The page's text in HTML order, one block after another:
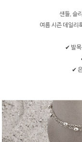
샌들, 슬
여름 시즌 데일리
✔ 발목
✔